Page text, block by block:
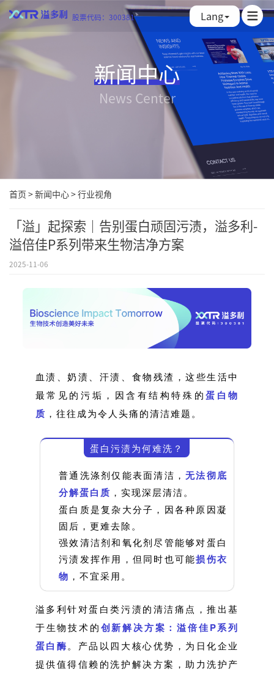
股票代码：300381 Lang
新闻中心
News Center
首页>新闻中心>行业视角
「溢」起探索｜告别蛋白顽固污渍，溢多利-
溢倍佳P系列带来生物洁净方案
2025-11-06
血渍、奶渍、汗渍、食物残渣，这些生活中
最常见的污垢，因含有结构特殊的蛋白物
质 ，往往成为令人头痛的清洁难题。
蛋白污渍为何难洗？
普通洗涤剂仅能表面清洁，无法彻底
分解蛋白质 ，实现深层清洁。
蛋白质是复杂大分子，因各种原因凝
固后，更难去除。
强效清洁剂和氧化剂尽管能够对蛋白
污渍发挥作用，但同时也可能损伤衣
物 ，不宜采用。
溢多利针对蛋白类污渍的清洁痛点，推出基
于生物技术的创新解决方案：溢倍佳P系列
蛋白酶。产品以四大核心优势，为日化企业
提供值得信赖的洗护解决方案，助力洗护产